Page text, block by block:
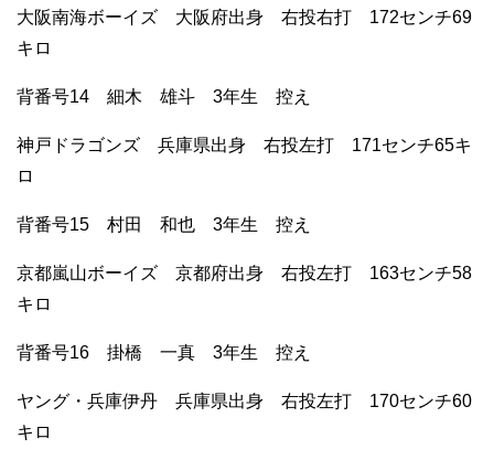
大阪南海ボーイズ 大阪府出身 右投右打 172センチ69
キロ
背番号14 細木 雄斗 3年生 控え
神戸ドラゴンズ 兵庫県出身 右投左打 171センチ65キ
ロ
背番号15 村田 和也 3年生 控え
京都嵐山ボーイズ 京都府出身 右投左打 163センチ58
キロ
背番号16 掛橋 一真 3年生 控え
ヤング・兵庫伊丹 兵庫県出身 右投左打 170センチ60
キロ